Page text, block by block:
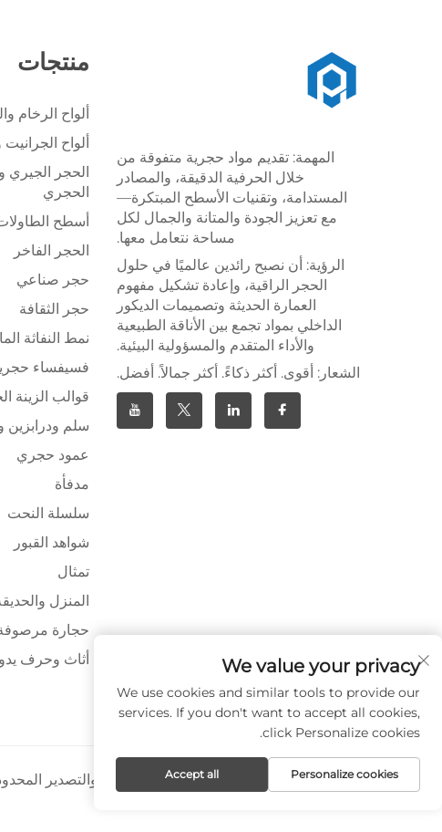
المهمة: تقديم مواد حجرية متفوقة من
خلال الحرفية الدقيقة، والمصادر
المستدامة، وتقنيات الأسطح المبتكرة—
مع تعزيز الجودة والمتانة والجمال لكل
مساحة نتعامل معها.
الرؤية: أن نصبح رائدين عالميًا في حلول
الحجر الراقية، وإعادة تشكيل مفهوم
العمارة الحديثة وتصميمات الديكور
الداخلي بمواد تجمع بين الأناقة الطبيعية
والأداء المتقدم والمسؤولية البيئية.
الشعار: أقوى. أكثر ذكاءً. أكثر جمالاً. أفضل.
منتجات
ألواح
ألواح
الحجر الجيري
الحجري
أسطح
الحجر الفاخر
حجر صناعي
حجر الثقافة
نمط النفاثة
فسيفساء
قوالب الزينة
سلم
عمود حجري
مدفأة
سلسلة النحت
شواهد القبور
تمثال
المنزل
حجارة مرصوفة
أثاث وحرف
حقوق النشر © شركة شيامن بايا للاستيراد والتصدير
We value your privacy
We use cookies and similar tools to provide our
services. If you don't want to accept all cookies,
click Personalize cookies.
Personalize cookies
Accept all